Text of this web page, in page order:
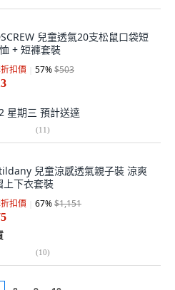
兒童透氣20支松鼠口袋短
+ 短褲套裝
扣價 57%$503
星期三 預計送達
(11)
兒童涼感透氣親子裝 涼爽
上下衣套裝
扣價 67%$1,151
(10)